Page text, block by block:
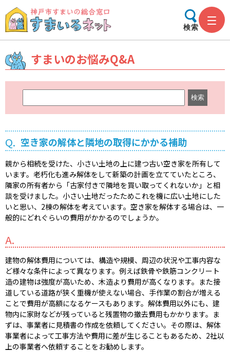
検索
すまいのお悩みQ&A
ー
ド
索
Q. 空き家の解体と隣地の取得にかかる補助
親から相続を受けた、小さい土地の上に建つ古い空き家を所有して
います。老朽化も進み解体をして新築の計画を立てていたところ、
隣家の所有者から「古家付きで隣地を買い取ってくれないか」と相
談を受けました。小さい土地だったためこれを機に広い土地にした
いと思い、2棟の解体を考えています。空き家を解体する場合は、一
般的にどれぐらいの費用がかかるのでしょうか。
A.
建物の解体費用については、構造や規模、周辺の状況や工事内容な
ど様々な条件によって異なります。例えば鉄骨や鉄筋コンクリート
造の建物は強度が高いため、木造より費用が高くなります。また接
道している道路が狭く重機が使えない場合、手作業の割合が増える
ことで費用が高額になるケースもあります。解体費用以外にも、建
物内に家財などが残っていると残置物の撤去費用もかかります。ま
ずは、事業者に見積書の作成を依頼してください。その際は、解体
事業者によって工事方法や費用に差が生じることもあるため、2社以
上の事業者へ依頼することをお勧めします。